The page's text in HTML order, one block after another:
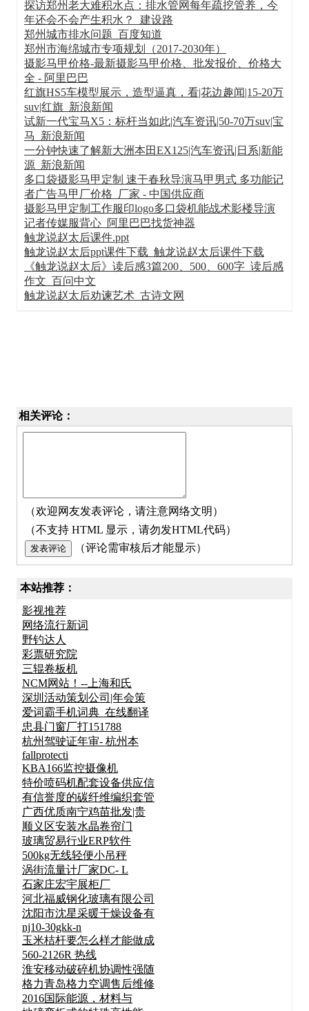
探访郑州老大难积水点：排水管网每年疏挖管养，今
年还会不会产生积水？_建设路
郑州城市排水问题_百度知道
郑州市海绵城市专项规划（2017-2030年）
摄影马甲价格-最新摄影马甲价格、批发报价、价格大
全 - 阿里巴巴
红旗HS5车模型展示，造型逼真，看|花边趣闻|15-20万
suv|红旗_新浪新闻
试新一代宝马X5：标杆当如此|汽车资讯|50-70万suv|宝
马_新浪新闻
一分钟快速了解新大洲本田EX125|汽车资讯|日系|新能
源_新浪新闻
多口袋摄影马甲定制 速干春秋导演马甲男式 多功能记
者广告马甲厂价格_厂家 - 中国供应商
摄影马甲定制工作服印logo多口袋机能战术影楼导演
记者传媒服背心_阿里巴巴找货神器
触龙说赵太后课件.ppt
触龙说赵太后ppt课件下载_触龙说赵太后课件下载
《触龙说赵太后》读后感3篇200、500、600字_读后感
作文_百问中文
触龙说赵太后劝谏艺术_古诗文网
相关评论：
（欢迎网友发表评论，请注意网络文明）
（不支持 HTML 显示，请勿发HTML代码）
（评论需审核后才能显示）
本站推荐：
影视推荐
网络流行新词
野钓达人
彩票研究院
三辊卷板机
NCM网站！--上海和氏
深圳活动策划公司|年会策
爱词霸手机词典_在线翻译
忠县门窗厂打151788
杭州驾驶证年审- 杭州本
fallprotecti
KBA166监控摄像机
特价喷码机配套设备供应信
有信誉度的碳纤维编织套管
广西优质南宁鸡苗批发|贵
顺义区安装水晶卷帘门
玻璃贸易行业ERP软件
500kg无线轻便小吊秤
涡街流量计厂家DC- L
石家庄宏宇展柜厂
河北福威钢化玻璃有限公司
沈阳市沈星采暖干燥设备有
nj10-30gkk-n
玉米桔杆要怎么样才能做成
560-2126R 热线
淮安移动破碎机协调性强随
格力青岛格力空调售后维修
2016国际能源，材料与